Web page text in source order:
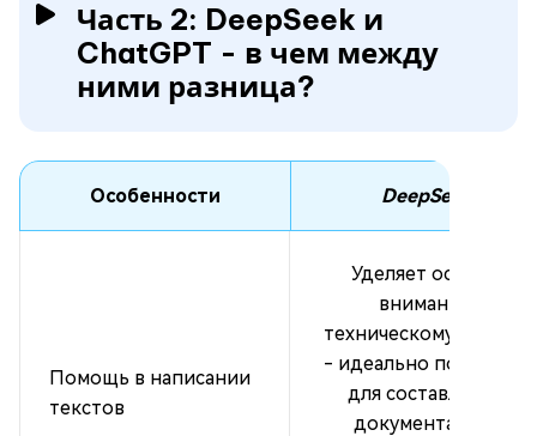
Часть 2: DeepSeek и
ChatGPT - в чем между
ними разница?
Особенности DeepSeek
Помощь в написании
текстов
Уделяет особое
внимание
техническому письму
- идеально подходит
для составления
документации,